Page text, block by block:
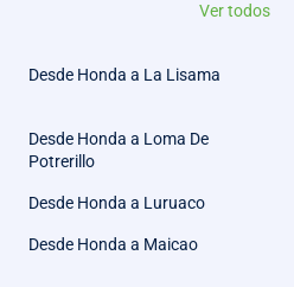
Ver todos
Desde Honda a La Lisama
Desde Honda a Loma De
Potrerillo
Desde Honda a Luruaco
Desde Honda a Maicao